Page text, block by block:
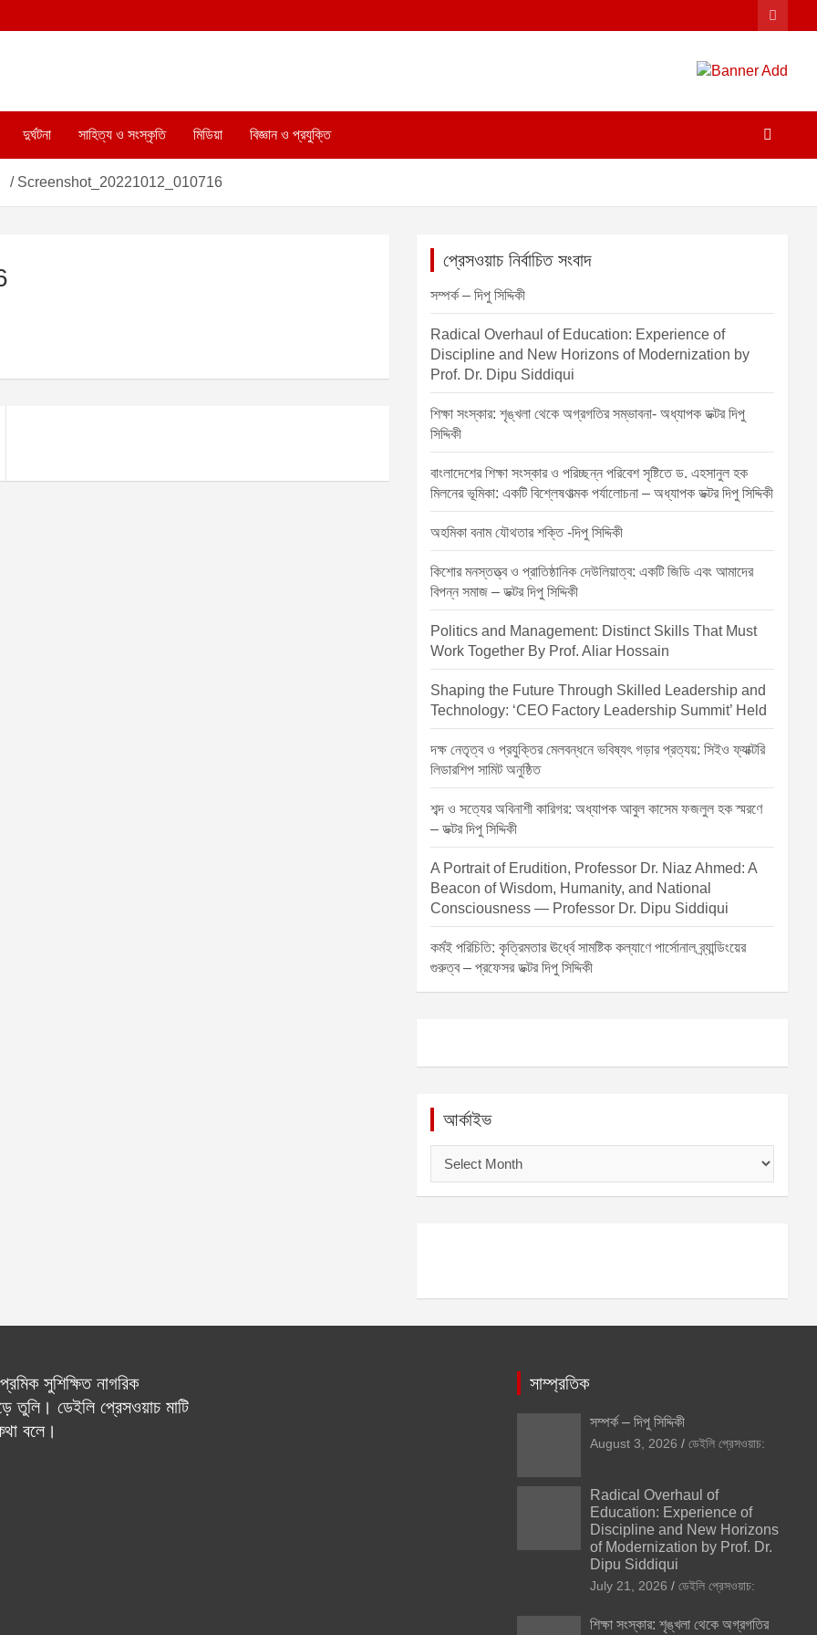
দুর্ঘটনা সাহিত্য ও সংস্কৃতি মিডিয়া বিজ্ঞান ও প্রযুক্তি
Screenshot_20221012_010716
প্রেসওয়াচ নির্বাচিত সংবাদ
সম্পর্ক – দিপু সিদ্দিকী
Radical Overhaul of Education: Experience of
Discipline and New Horizons of Modernization by
Prof. Dr. Dipu Siddiqui
শিক্ষা সংস্কার: শৃঙ্খলা থেকে অগ্রগতির সম্ভাবনা- অধ্যাপক ডক্টর দিপু
সিদ্দিকী
বাংলাদেশের শিক্ষা সংস্কার ও পরিচ্ছন্ন পরিবেশ সৃষ্টিতে ড. এহসানুল হক
মিলনের ভূমিকা: একটি বিশ্লেষণাত্মক পর্যালোচনা – অধ্যাপক ডক্টর দিপু সিদ্দিকী
অহমিকা বনাম যৌথতার শক্তি -দিপু সিদ্দিকী
কিশোর মনস্তত্ত্ব ও প্রাতিষ্ঠানিক দেউলিয়াত্ব: একটি জিডি এবং আমাদের
বিপন্ন সমাজ – ডক্টর দিপু সিদ্দিকী
Politics and Management: Distinct Skills That Must
Work Together By Prof. Aliar Hossain
Shaping the Future Through Skilled Leadership and
Technology: ‘CEO Factory Leadership Summit’ Held
দক্ষ নেতৃত্ব ও প্রযুক্তির মেলবন্ধনে ভবিষ্যৎ গড়ার প্রত্যয়: সিইও ফ্যাক্টরি
লিডারশিপ সামিট অনুষ্ঠিত
শব্দ ও সত্যের অবিনাশী কারিগর: অধ্যাপক আবুল কাসেম ফজলুল হক স্মরণে
– ডক্টর দিপু সিদ্দিকী
A Portrait of Erudition, Professor Dr. Niaz Ahmed: A
Beacon of Wisdom, Humanity, and National
Consciousness — Professor Dr. Dipu Siddiqui
কর্মই পরিচিতি: কৃত্রিমতার ঊর্ধ্বে সামষ্টিক কল্যাণে পার্সোনাল ব্র্যান্ডিংয়ের
গুরুত্ব – প্রফেসর ডক্টর দিপু সিদ্দিকী
আর্কাইভ
ই
সুশিক্ষিত নাগরিক
তুলি। ডেইলি প্রেসওয়াচ মাটি
বলে।
সাম্প্রতিক
সম্পর্ক – দিপু সিদ্দিকী
August 3, 2026 ডেইলি প্রেসওয়াচ:
Radical Overhaul of
Education: Experience of
Discipline and New Horizons
of Modernization by Prof. Dr.
Dipu Siddiqui
July 21, 2026 ডেইলি প্রেসওয়াচ:
শিক্ষা সংস্কার: শৃঙ্খলা থেকে অগ্রগতির